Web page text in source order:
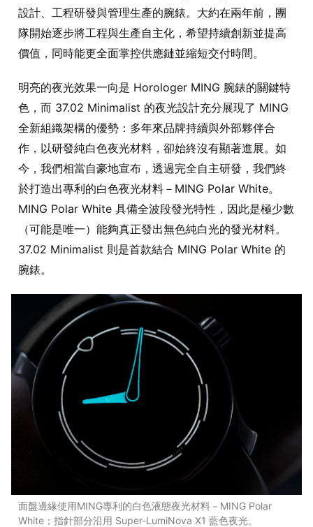
設計、工程研發與管理生產的腕錶。大約在兩年前，團
隊開始逐步將工程與生產自主化，希望持續創新並提高
價值，同時能更全面掌控供應鏈並縮短交付時間。
明亮的夜光效果一向是 Horologer MING 腕錶的關鍵特
色，而 37.02 Minimalist 的夜光設計充分展現了 MING
全新組織架構的優勢：多年來品牌持續與外部夥伴合
作，以研發純白色夜光材料，卻始終沒有顯著進展。如
今，我們相當自豪地宣布，透過完全自主研發，我們終
於打造出專利的白色夜光材料－MING Polar White。
MING Polar White 具備全波段發光特性，因此是極少數
（可能是唯一）能夠真正發出無色純白光的發光材料。
37.02 Minimalist 則是首款結合 MING Polar White 的
腕錶。
面盤邊緣使用MING專利的白色液態夜光材料－MING Polar
White；指針部分沿用 Super-LumiNova X1 藍色夜光。